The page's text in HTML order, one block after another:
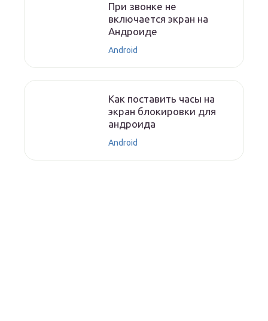
При звонке не
включается экран на
Андроиде
Android
Как поставить часы на
экран блокировки для
андроида
Android